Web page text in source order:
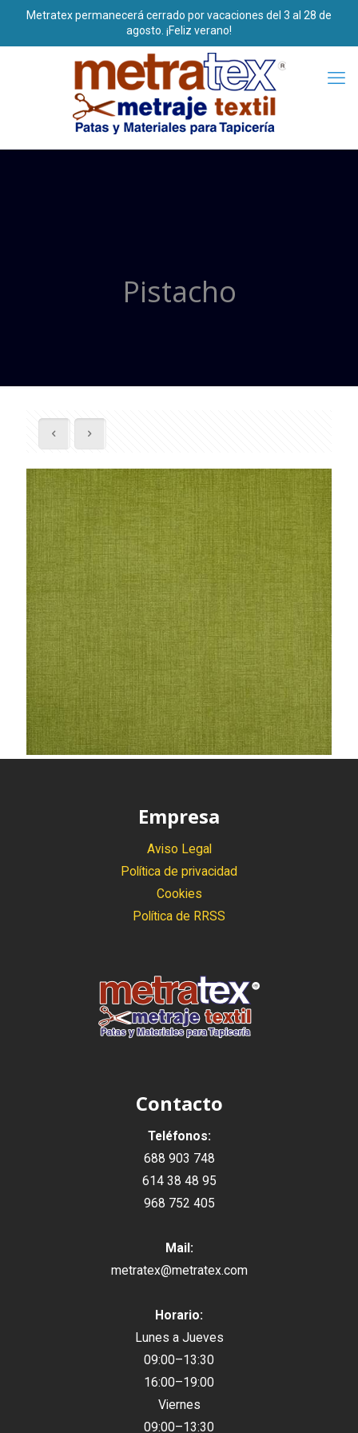
Pistacho
Empresa
Aviso Legal
Política de privacidad
Cookies
Política de RRSS
Contacto
Teléfonos:
688 903 748
614 38 48 95
968 752 405
Mail:
metratex@metratex.com
Horario:
Lunes a Jueves
09:00–13:30
16:00–19:00
Viernes
09:00–13:30